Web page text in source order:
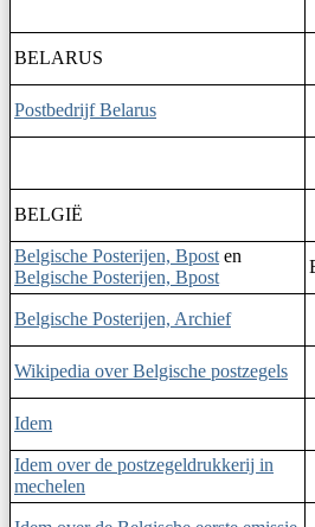
BELARUS
Postbedrijf Belarus
BELGIË
Belgische Posterijen, Bpost en
Belgische Posterijen, Bpost
Belgische Posterijen, Archief
Wikipedia over Belgische postzegels
Idem
Idem over de postzegeldrukkerij in
mechelen